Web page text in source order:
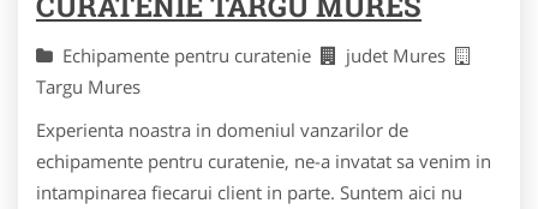
Echipamente pentru curatenie
judet Mures
Targu Mures
Experienta noastra in domeniul vanzarilor de
echipamente pentru curatenie, ne-a invatat sa venim in
intampinarea fiecarui client in parte. Suntem aici nu